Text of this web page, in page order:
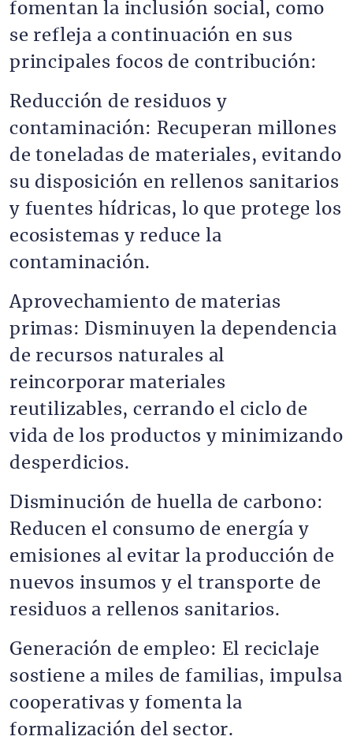
fomentan la inclusión social, como
se refleja a continuación en sus
principales focos de contribución:
Reducción de residuos y
contaminación: Recuperan millones
de toneladas de materiales, evitando
su disposición en rellenos sanitarios
y fuentes hídricas, lo que protege los
ecosistemas y reduce la
contaminación.
Aprovechamiento de materias
primas: Disminuyen la dependencia
de recursos naturales al
reincorporar materiales
reutilizables, cerrando el ciclo de
vida de los productos y minimizando
desperdicios.
Disminución de huella de carbono:
Reducen el consumo de energía y
emisiones al evitar la producción de
nuevos insumos y el transporte de
residuos a rellenos sanitarios.
Generación de empleo: El reciclaje
sostiene a miles de familias, impulsa
cooperativas y fomenta la
formalización del sector.